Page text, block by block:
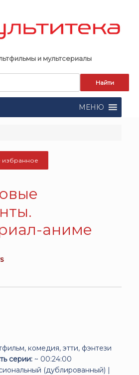
и мультсериалы
МЕНЮ
избранное
аниме
комедия, этти, фэнтези
серии: ~ 00:24:00
(дублированный) |